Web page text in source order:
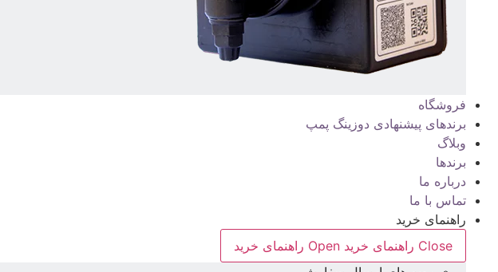
فروشگاه
برندهای پیشنهادی دوزینگ پمپ
وبلاگ
برندها
درباره ما
تماس با ما
راهنمای خرید
Close راهنمای خرید
Open راهنمای خرید